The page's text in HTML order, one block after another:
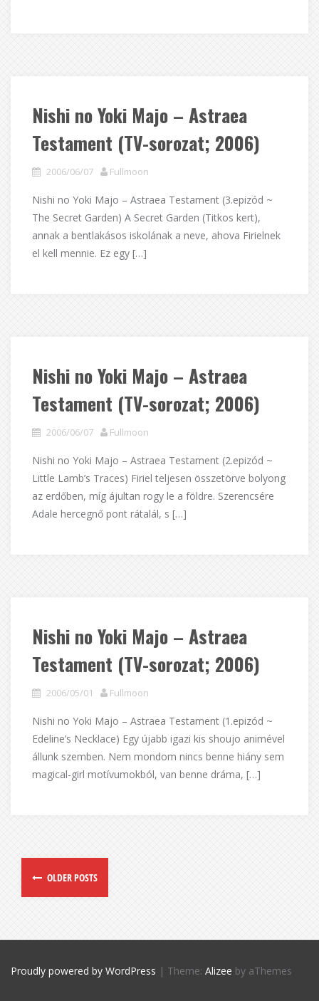
Nishi no Yoki Majo – Astraea
Testament (TV-sorozat; 2006)
2006/06/07 Fullmoon
Nishi no Yoki Majo – Astraea Testament (3.epizód ~
The Secret Garden) A Secret Garden (Titkos kert),
annak a bentlakásos iskolának a neve, ahova Firielnek
el kell mennie. Ez egy […]
Nishi no Yoki Majo – Astraea
Testament (TV-sorozat; 2006)
2006/06/07 Fullmoon
Nishi no Yoki Majo – Astraea Testament (2.epizód ~
Little Lamb’s Traces) Firiel teljesen összetörve bolyong
az erdőben, míg ájultan rogy le a földre. Szerencsére
Adale hercegnő pont rátalál, s […]
Nishi no Yoki Majo – Astraea
Testament (TV-sorozat; 2006)
2006/05/01 Fullmoon
Nishi no Yoki Majo – Astraea Testament (1.epizód ~
Edeline’s Necklace) Egy újabb igazi kis shoujo animével
állunk szemben. Nem mondom nincs benne hiány sem
magical-girl motívumokból, van benne dráma, […]
OLDER POSTS
Proudly powered by WordPress | Theme: Alizee by aThemes